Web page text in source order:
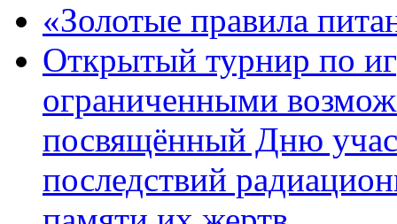
«Золотые правила
Открытый турнир по
ограниченными
посвящённый Дню
последствий